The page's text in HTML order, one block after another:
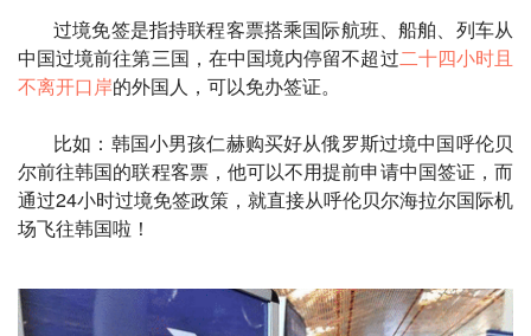
过境免签是指持联程客票搭乘国际航班、船舶、列车从
中国过境前往第三国，在中国境内停留不超过二十四小时且
不离开口岸的外国人，可以免办签证。
比如：韩国小男孩仁赫购买好从俄罗斯过境中国呼伦贝
尔前往韩国的联程客票，他可以不用提前申请中国签证，而
通过24小时过境免签政策，就直接从呼伦贝尔海拉尔国际机
场飞往韩国啦！